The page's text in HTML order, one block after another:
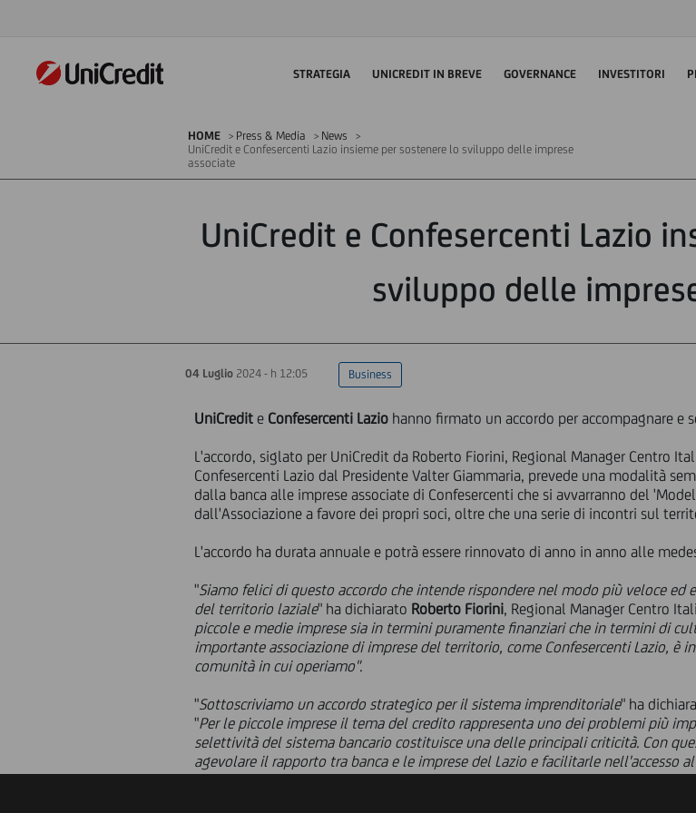
STRATEGIA UNICREDIT IN BREVE GOVERNANCE INVESTITORI
HOME Press & Media
News
UniCredit e Confesercenti Lazio insieme per sostenere lo sviluppo delle imprese
associate
UniCredit e Confesercenti Lazio
sviluppo delle
04 Luglio 2024 - h 12:05 Business
UniCredite Confesercenti Lazio hanno firmato un accordo per accompagnare
L'accordo, siglato per UniCredit da Roberto Fiorini, Regional Manager Centro
Confesercenti Lazio dal Presidente Valter Giammaria, prevede una modalità
dalla banca alle imprese associate di Confesercenti che si avvarranno del
dall'Associazione a favore dei propri soci, oltre che una serie di incontri sul
L'accordo ha durata annuale e potrà essere rinnovato di anno in anno alle
"Siamo felici di questo accordo che intende rispondere nel modo più veloce ed
del territorio laziale" ha dichiarato Roberto Fiorini, Regional Manager Centro
piccole e medie imprese sia in termini puramente finanziari che in termini di
importante associazione di imprese del territorio, come Confesercenti Lazio, è
comunità in cui operiamo".
"Sottoscriviamo un accordo strategico per il sistema imprenditoriale" ha
"Per le piccole imprese il tema del credito rappresenta uno dei problemi più
selettività del sistema bancario costituisce una delle principali criticità. Con
agevolare il rapporto tra banca e le imprese del Lazio e facilitarle nell'accesso